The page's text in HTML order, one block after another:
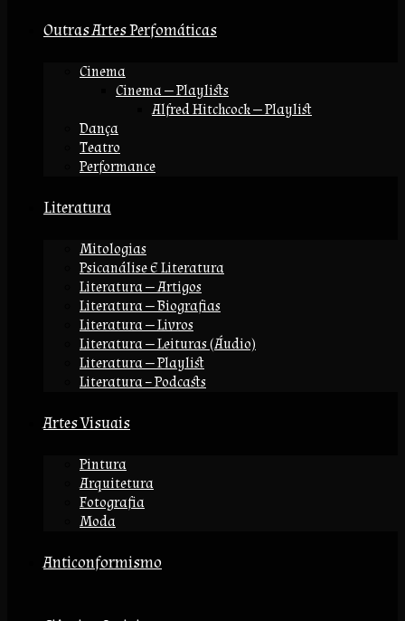
Outras Artes Perfomáticas
Cinema
Cinema — Playlists
Alfred Hitchcock — Playlist
Dança
Teatro
Performance
Literatura
Mitologias
Psicanálise E Literatura
Literatura — Artigos
Literatura — Biografias
Literatura — Livros
Literatura — Leituras (áudio)
Literatura — Playlist
Literatura – Podcasts
Artes Visuais
Pintura
Arquitetura
Fotografia
Moda
Anticonformismo